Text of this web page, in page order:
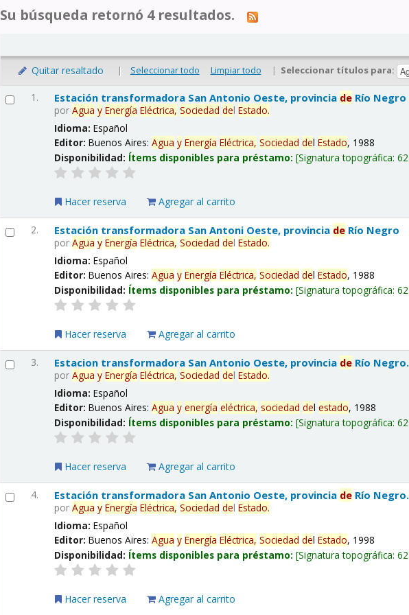
Su búsqueda retornó 4 resultados.
Quitar resaltado | Seleccionar todo Limpiar todo | Seleccionar títulos para:
1. Estación transformadora San Antonio Oeste, provincia de Río Negro
porAgua y Energía Eléctrica, Sociedad delEstado.
Idioma:Español
Editor:Buenos Aires:Agua y Energía Eléctrica, Sociedad delEstado, 1988
Disponibilidad: Ítems disponibles para préstamo: Signatura topográfica:
Hacer reserva Agregar al carrito
2. Estación transformadora San Antoni Oeste, provincia de Río Negro
porAgua y Energía Eléctrica, Sociedad delEstado.
Idioma:Español
Editor:Buenos Aires:Agua y Energía Eléctrica, Sociedad delEstado, 1988
Disponibilidad: Ítems disponibles para préstamo: Signatura topográfica:
Hacer reserva Agregar al carrito
3. Estacion transformadora San Antonio Oeste, provincia de Río Negro.
porAgua y Energía Eléctrica, Sociedad delEstado.
Idioma:Español
Editor:Buenos Aires:Agua y energía eléctrica, sociedad delestado, 1988
Disponibilidad: Ítems disponibles para préstamo: Signatura topográfica:
Hacer reserva Agregar al carrito
4. Estación transformadora San Antonio Oeste, provincia de Río Negro.
porAgua y Energía Eléctrica, Sociedad delEstado.
Idioma:Español
Editor:Buenos Aires:Agua y Energía Eléctrica, Sociedad delEstado, 1998
Disponibilidad: Ítems disponibles para préstamo: Signatura topográfica:
Hacer reserva Agregar al carrito